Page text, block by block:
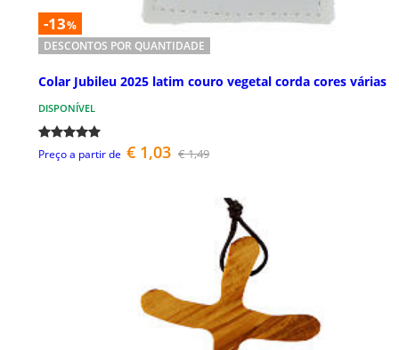
-13%
DESCONTOS POR QUANTIDADE
Colar Jubileu 2025 latim couro vegetal corda cores várias
DISPONÍVEL
Preço a partir de € 1,03 € 1,49